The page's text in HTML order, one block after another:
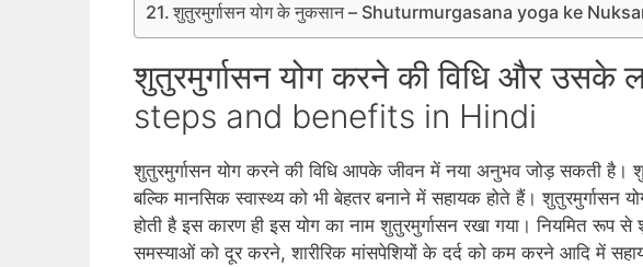
शुतुरमुर्गासन योग के नुकसान – Shuturmurgasana yoga ke
शुतुरमुर्गासन योग करने की विधि और
steps and benefits in Hindi
शुतुरमुर्गासन योग करने की विधि आपके जीवन में नया अनुभव जोड़ सकती
बल्कि मानसिक स्‍वास्‍थ्‍य को भी बेहतर बनाने में सहायक होते हैं। शुतुरमुर्गासन
होती है इस कारण ही इस योग का नाम शुतुरमुर्गासन रखा गया। नियमित रूप
समस्‍याओं को दूर करने, शारीरिक मांसपेशियों के दर्द को कम करने आदि में